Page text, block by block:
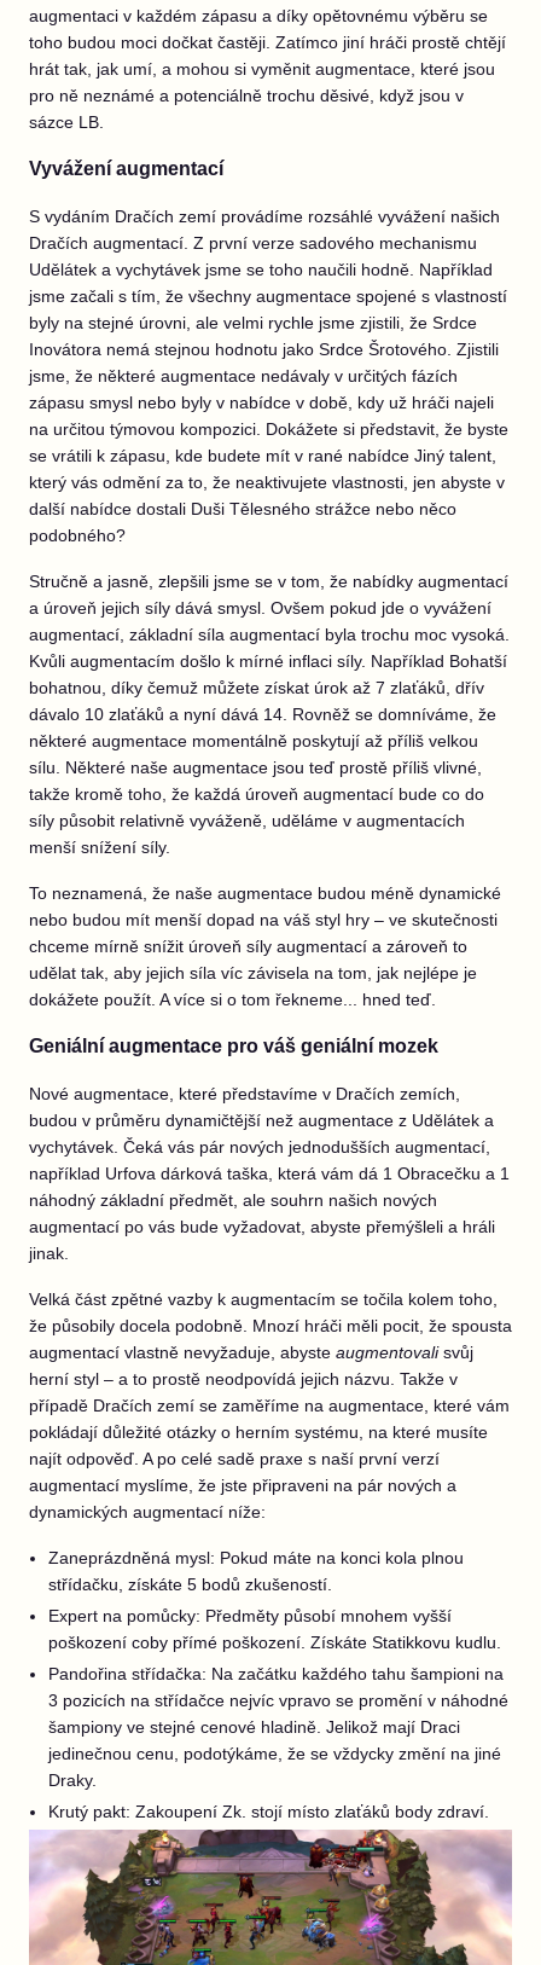
augmentaci v každém zápasu a díky opětovnému výběru se
toho budou moci dočkat častěji. Zatímco jiní hráči prostě chtějí
hrát tak, jak umí, a mohou si vyměnit augmentace, které jsou
pro ně neznámé a potenciálně trochu děsivé, když jsou v
sázce LB.
Vyvážení augmentací
S vydáním Dračích zemí provádíme rozsáhlé vyvážení našich
Dračích augmentací. Z první verze sadového mechanismu
Udělátek a vychytávek jsme se toho naučili hodně. Například
jsme začali s tím, že všechny augmentace spojené s vlastností
byly na stejné úrovni, ale velmi rychle jsme zjistili, že Srdce
Inovátora nemá stejnou hodnotu jako Srdce Šrotového. Zjistili
jsme, že některé augmentace nedávaly v určitých fázích
zápasu smysl nebo byly v nabídce v době, kdy už hráči najeli
na určitou týmovou kompozici. Dokážete si představit, že byste
se vrátili k zápasu, kde budete mít v rané nabídce Jiný talent,
který vás odmění za to, že neaktivujete vlastnosti, jen abyste v
další nabídce dostali Duši Tělesného strážce nebo něco
podobného?
Stručně a jasně, zlepšili jsme se v tom, že nabídky augmentací
a úroveň jejich síly dává smysl. Ovšem pokud jde o vyvážení
augmentací, základní síla augmentací byla trochu moc vysoká.
Kvůli augmentacím došlo k mírné inflaci síly. Například Bohatší
bohatnou, díky čemuž můžete získat úrok až 7 zlaťáků, dřív
dávalo 10 zlaťáků a nyní dává 14. Rovněž se domníváme, že
některé augmentace momentálně poskytují až příliš velkou
sílu. Některé naše augmentace jsou teď prostě příliš vlivné,
takže kromě toho, že každá úroveň augmentací bude co do
síly působit relativně vyváženě, uděláme v augmentacích
menší snížení síly.
To neznamená, že naše augmentace budou méně dynamické
nebo budou mít menší dopad na váš styl hry – ve skutečnosti
chceme mírně snížit úroveň síly augmentací a zároveň to
udělat tak, aby jejich síla víc závisela na tom, jak nejlépe je
dokážete použít. A více si o tom řekneme... hned teď.
Geniální augmentace pro váš geniální mozek
Nové augmentace, které představíme v Dračích zemích,
budou v průměru dynamičtější než augmentace z Udělátek a
vychytávek. Čeká vás pár nových jednodušších augmentací,
například Urfova dárková taška, která vám dá 1 Obracečku a 1
náhodný základní předmět, ale souhrn našich nových
augmentací po vás bude vyžadovat, abyste přemýšleli a hráli
jinak.
Velká část zpětné vazby k augmentacím se točila kolem toho,
že působily docela podobně. Mnozí hráči měli pocit, že spousta
augmentací vlastně nevyžaduje, abyste augmentovalisvůj
herní styl – a to prostě neodpovídá jejich názvu. Takže v
případě Dračích zemí se zaměříme na augmentace, které vám
pokládají důležité otázky o herním systému, na které musíte
najít odpověď. A po celé sadě praxe s naší první verzí
augmentací myslíme, že jste připraveni na pár nových a
dynamických augmentací níže:
Zaneprázdněná mysl: Pokud máte na konci kola plnou
střídačku, získáte 5 bodů zkušeností.
Expert na pomůcky: Předměty působí mnohem vyšší
poškození coby přímé poškození. Získáte Statikkovu kudlu.
Pandořina střídačka: Na začátku každého tahu šampioni na
3 pozicích na střídačce nejvíc vpravo se promění v náhodné
šampiony ve stejné cenové hladině. Jelikož mají Draci
jedinečnou cenu, podotýkáme, že se vždycky změní na jiné
Draky.
Krutý pakt: Zakoupení Zk. stojí místo zlaťáků body zdraví.